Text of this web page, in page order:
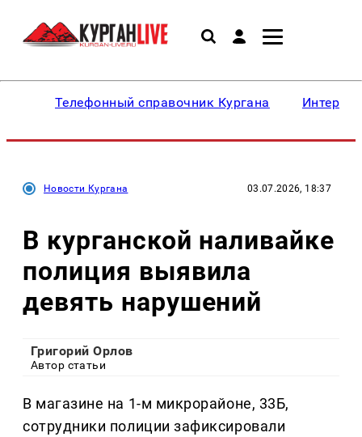
Телефонный справочник Кургана
Новости Кургана 03.07.2026, 18:37
В курганской наливайке
полиция выявила
девять нарушений
Григорий Орлов
Автор статьи
В магазине на 1-м микрорайоне, 33Б,
сотрудники полиции зафиксировали